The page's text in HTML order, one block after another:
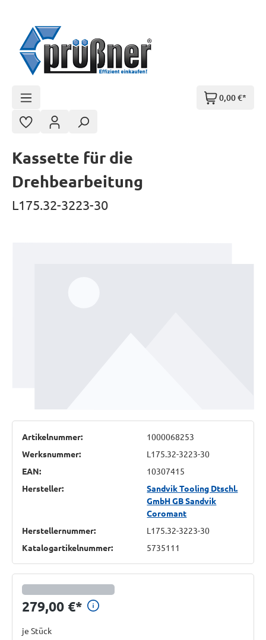
0,00 €*
Kassette für die
Drehbearbeitung
L175.32-3223-30
Hersteller:
Sandvik Tooling Dtschl.
GmbH GB Sandvik
Coromant
Artikelnummer:
1000068253
Werksnummer:
L175.32-3223-30
EAN:
10307415
Herstellernummer:
L175.32-3223-30
Katalogartikelnummer:
5735111
279,00 €* Preisinformationen
je Stück